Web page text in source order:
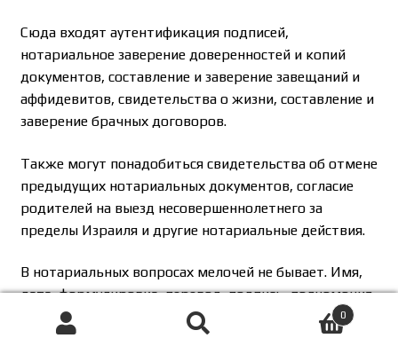
Сюда входят аутентификация подписей,
нотариальное заверение доверенностей и копий
документов, составление и заверение завещаний и
аффидевитов, свидетельства о жизни, составление и
заверение брачных договоров.
Также могут понадобиться свидетельства об отмене
предыдущих нотариальных документов, согласие
родителей на выезд несовершеннолетнего за
пределы Израиля и другие нотариальные действия.
В нотариальных вопросах мелочей не бывает. Имя,
дата, формулировка, перевод, подпись, полномочия
и статус документа должны быть оформлены
правильно. Иначе документ могут не принять там,
0